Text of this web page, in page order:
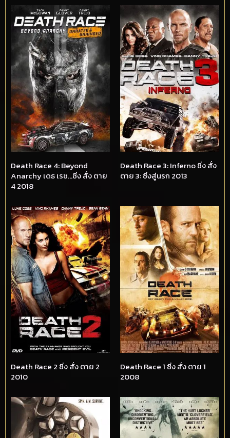
Death Race 4: Beyond
Anarchy เดธ เรซ…ซิ่ง สั่ง ตาย
4 2018
Death Race 3: Inferno ซิ่ง สั่ง
ตาย 3: ซิ่งสู่นรก 2013
Death Race 2 ซิ่ง สั่ง ตาย 2
2010
Death Race 1 ซิ่ง สั่ง ตาย 1
2008